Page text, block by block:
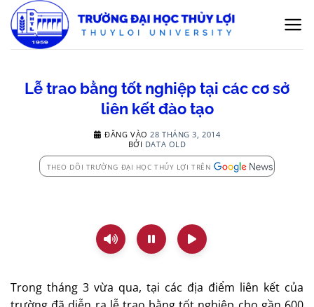
qua
nội
Lễ trao bằng tốt nghiệp tại các cơ sở
liên kết đào tạo
ĐĂNG VÀO 28 THÁNG 3, 2014
BỞI DATA OLD
THEO DÕI TRƯỜNG ĐẠI HỌC THỦY LỢI TRÊN
Trong tháng 3 vừa qua, tại các địa điểm liên kết của